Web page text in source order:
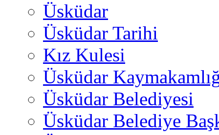
Üsküdar
Üsküdar Tarihi
Kız Kulesi
Üsküdar
Üsküdar Belediyesi
Üsküdar Belediye